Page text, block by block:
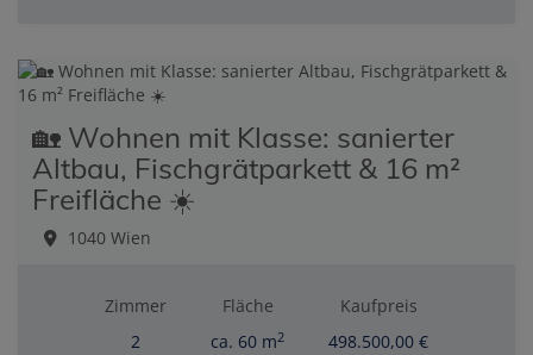
🏡 Wohnen mit Klasse: sanierter
Altbau, Fischgrätparkett & 16 m²
Freifläche ☀️
1040 Wien
Zimmer
2
Fläche
ca. 60 m2
Kaufpreis
498.500,00 €